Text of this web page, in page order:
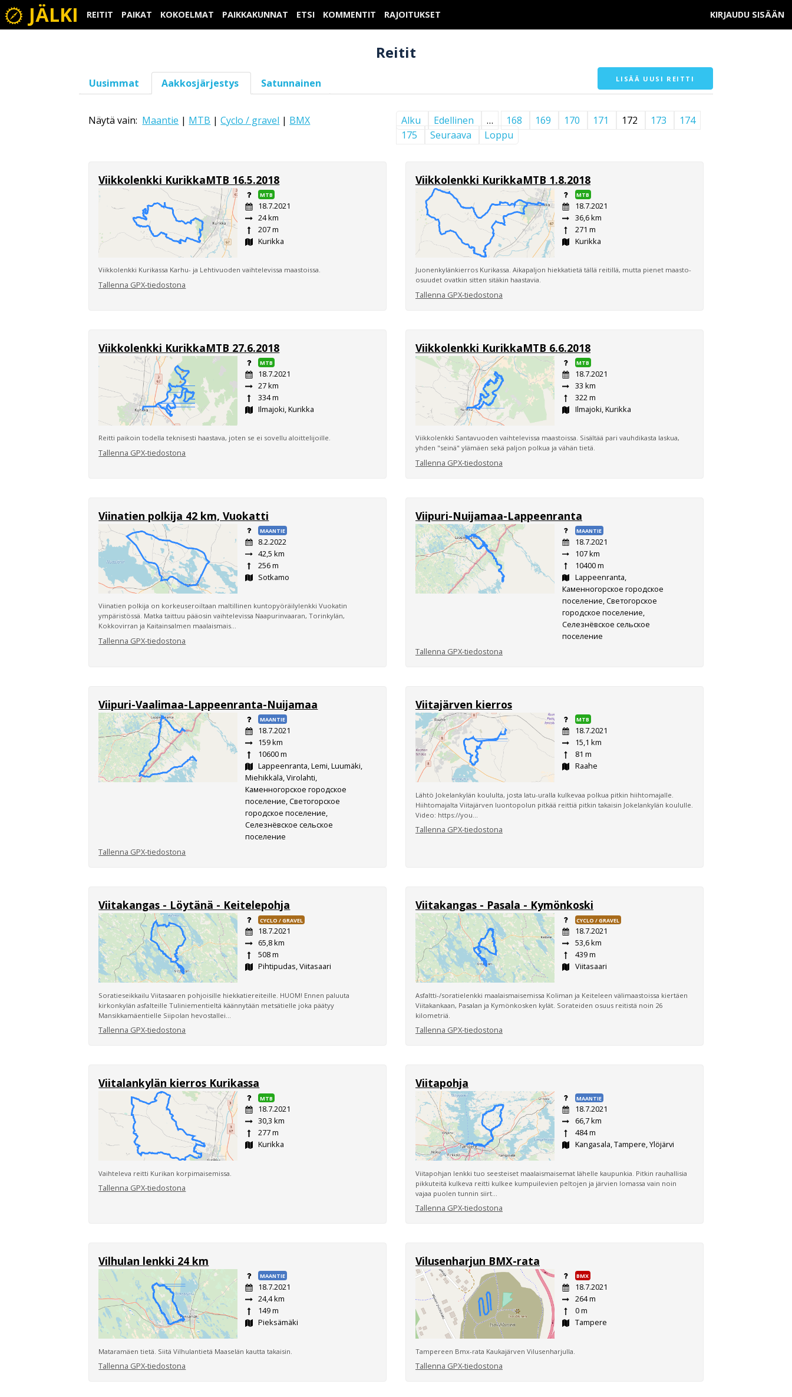
JÄLKI REITIT PAIKAT KOKOELMAT PAIKKAKUNNAT ETSI KOMMENTIT RAJOITUKSET KIRJAUDU SISÄÄN
Reitit
Uusimmat Aakkosjärjestys Satunnainen LISÄÄ UUSI REITTI
Näytä vain: Maantie | MTB |Cyclo / gravel | BMX Alku Edellinen … 168 169 170 171 172 173
174
175
Seuraava Loppu
Viikkolenkki KurikkaMTB 16.5.2018
MTB
18.7.2021
24 km
207 m
Kurikka
Viikkolenkki Kurikassa Karhu- ja Lehtivuoden vaihtelevissa maastoissa.
Tallenna GPX-tiedostona
Viikkolenkki KurikkaMTB 1.8.2018
MTB
18.7.2021
36,6 km
271 m
Kurikka
Juonenkylänkierros Kurikassa. Aikapaljon hiekkatietä tällä reitillä, mutta pienet maasto-
osuudet ovatkin sitten sitäkin haastavia.
Tallenna GPX-tiedostona
Viikkolenkki KurikkaMTB 27.6.2018
MTB
18.7.2021
27 km
334 m
Ilmajoki, Kurikka
Reitti paikoin todella teknisesti haastava, joten se ei sovellu aloittelijoille.
Tallenna GPX-tiedostona
Viikkolenkki KurikkaMTB 6.6.2018
MTB
18.7.2021
33 km
322 m
Ilmajoki, Kurikka
Viikkolenkki Santavuoden vaihtelevissa maastoissa. Sisältää pari vauhdikasta laskua,
yhden "seinä" ylämäen sekä paljon polkua ja vähän tietä.
Tallenna GPX-tiedostona
Viinatien polkija 42 km, Vuokatti
MAANTIE
8.2.2022
42,5 km
256 m
Sotkamo
Viinatien polkija on korkeuseroiltaan maltillinen kuntopyöräilylenkki Vuokatin
ympäristössä. Matka taittuu pääosin vaihtelevissa Naapurinvaaran, Torinkylän,
Kokkovirran ja Kaitainsalmen maalaismais...
Tallenna GPX-tiedostona
Viipuri-Nuijamaa-Lappeenranta
MAANTIE
18.7.2021
107 km
10400 m
Lappeenranta,
Каменногорское городское
поселение, Светогорское
городское поселение,
Селезнёвское сельское
поселение
Tallenna GPX-tiedostona
Viipuri-Vaalimaa-Lappeenranta-Nuijamaa
MAANTIE
18.7.2021
159 km
10600 m
Lappeenranta, Lemi, Luumäki,
Miehikkälä, Virolahti,
Каменногорское городское
поселение, Светогорское
городское поселение,
Селезнёвское сельское
поселение
Tallenna GPX-tiedostona
Viitajärven kierros
MTB
18.7.2021
15,1 km
81 m
Raahe
Lähtö Jokelankylän koululta, josta latu-uralla kulkevaa polkua pitkin hiihtomajalle.
Hiihtomajalta Viitajärven luontopolun pitkää reittiä pitkin takaisin Jokelankylän koululle.
Video: https://you...
Tallenna GPX-tiedostona
Viitakangas - Löytänä - Keitelepohja
CYCLO / GRAVEL
18.7.2021
65,8 km
508 m
Pihtipudas, Viitasaari
Soratieseikkailu Viitasaaren pohjoisille hiekkatiereiteille. HUOM! Ennen paluuta
kirkonkylän asfalteille Tuliniementieltä käännytään metsätielle joka päätyy
Mansikkamäentielle Siipolan hevostallei...
Tallenna GPX-tiedostona
Viitakangas - Pasala - Kymönkoski
CYCLO / GRAVEL
18.7.2021
53,6 km
439 m
Viitasaari
Asfaltti-/soratielenkki maalaismaisemissa Koliman ja Keiteleen välimaastoissa kiertäen
Viitakankaan, Pasalan ja Kymönkosken kylät. Sorateiden osuus reitistä noin 26
kilometriä.
Tallenna GPX-tiedostona
Viitalankylän kierros Kurikassa
MTB
18.7.2021
30,3 km
277 m
Kurikka
Vaihteleva reitti Kurikan korpimaisemissa.
Tallenna GPX-tiedostona
Viitapohja
MAANTIE
18.7.2021
66,7 km
484 m
Kangasala, Tampere, Ylöjärvi
Viitapohjan lenkki tuo seesteiset maalaismaisemat lähelle kaupunkia. Pitkin rauhallisia
pikkuteitä kulkeva reitti kulkee kumpuilevien peltojen ja järvien lomassa vain noin
vajaa puolen tunnin siirt...
Tallenna GPX-tiedostona
Vilhulan lenkki 24 km
MAANTIE
18.7.2021
24,4 km
149 m
Pieksämäki
Mataramäen tietä. Siitä Vilhulantietä Maaselän kautta takaisin.
Tallenna GPX-tiedostona
Vilusenharjun BMX-rata
BMX
18.7.2021
264 m
0 m
Tampere
Tampereen Bmx-rata Kaukajärven Vilusenharjulla.
Tallenna GPX-tiedostona